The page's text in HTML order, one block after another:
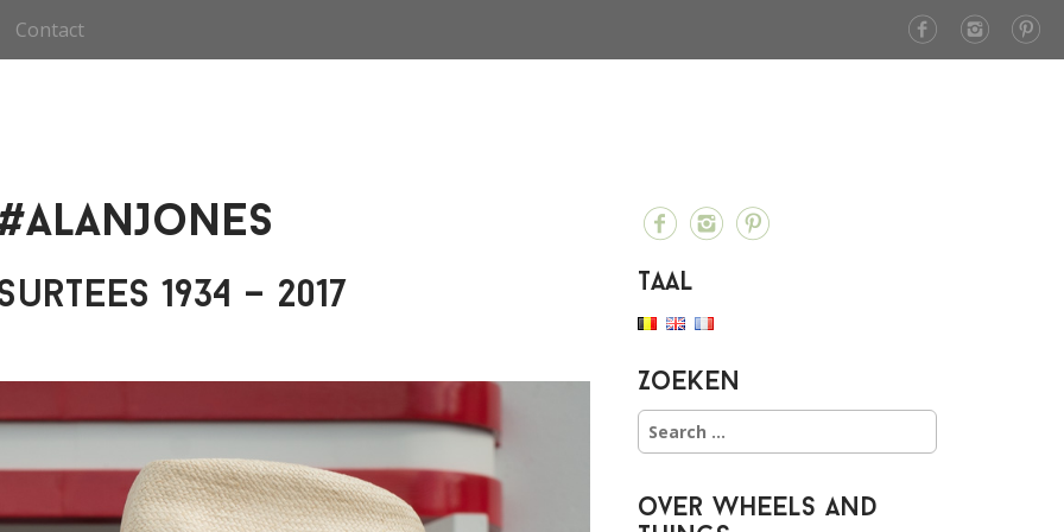
Contact
1934 – 2017 Taal
Zoeken
S
e
c
over Wheels and